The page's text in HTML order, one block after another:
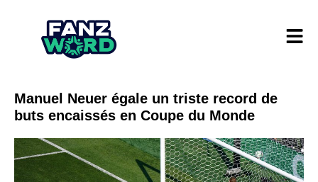
Manuel Neuer égale un triste record de
buts encaissés en Coupe du Monde